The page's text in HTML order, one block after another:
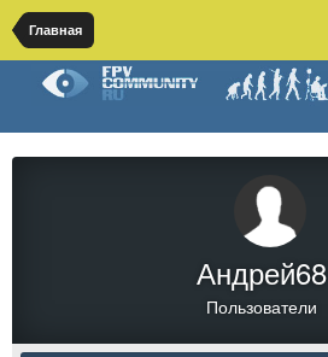
Главная
Андрей68
Пользователи